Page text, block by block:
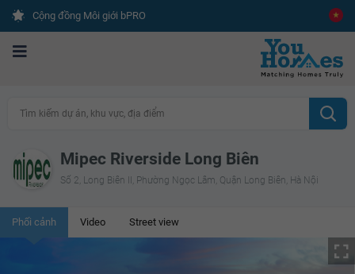
Cộng đồng Môi giới bPRO
Tìm kiếm dự án, khu vực, địa điểm
Mipec Riverside Long Biên
Số 2, Long Biên II, Phường Ngọc Lâm, Quận Long Biên, Hà Nội
Phối cảnh Video Street view